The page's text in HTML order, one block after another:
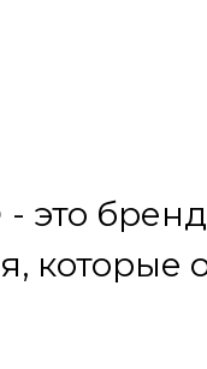
- это
которые